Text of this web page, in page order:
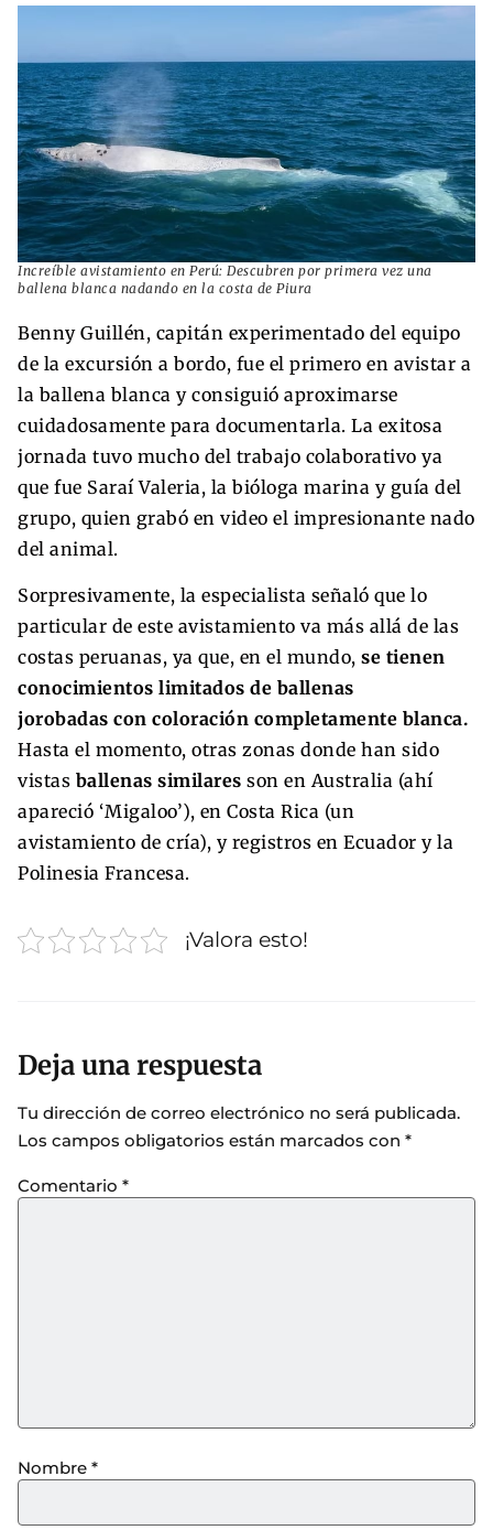
Increíble avistamiento en Perú: Descubren por primera vez una
ballena blanca nadando en la costa de Piura
Benny Guillén, capitán experimentado del equipo
de la excursión a bordo, fue el primero en avistar a
la ballena blanca y consiguió aproximarse
cuidadosamente para documentarla. La exitosa
jornada tuvo mucho del trabajo colaborativo ya
que fue Saraí Valeria, la bióloga marina y guía del
grupo, quien grabó en video el impresionante nado
del animal.
Sorpresivamente, la especialista señaló que lo
particular de este avistamiento va más allá de las
costas peruanas, ya que, en el mundo, se tienen
conocimientos limitados de ballenas
jorobadas con coloración completamente blanca.
Hasta el momento, otras zonas donde han sido
vistas ballenas similares son en Australia (ahí
apareció ‘Migaloo’), en Costa Rica (un
avistamiento de cría), y registros en Ecuador y la
Polinesia Francesa.
¡Valora esto!
Deja una respuesta
Tu dirección de correo electrónico no será publicada.
Los campos obligatorios están marcados con *
Comentario *
Nombre *